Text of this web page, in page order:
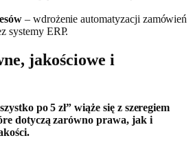
– wdrożenie automatyzacji zamówień
systemy ERP.
jakościowe i
po 5 zł” wiąże się z szeregiem
dotyczą zarówno prawa, jak i